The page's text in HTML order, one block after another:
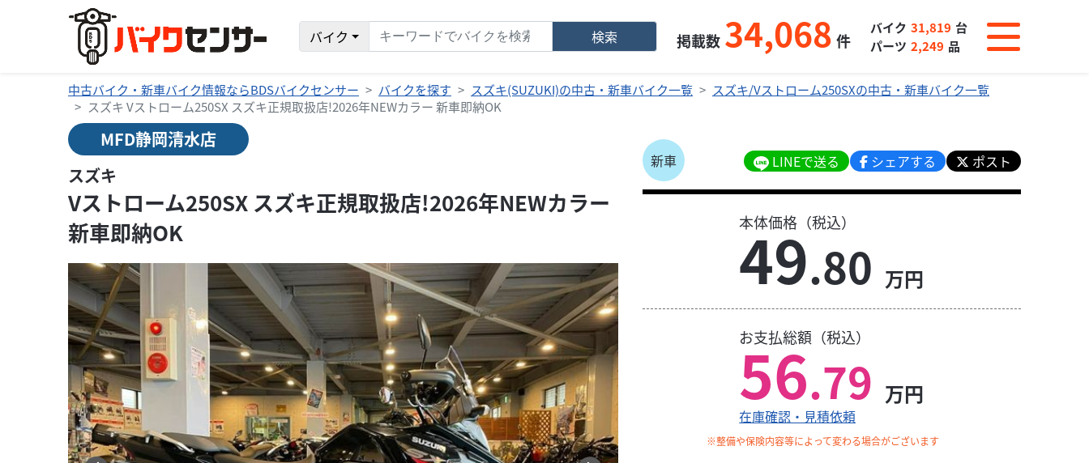
バイク 検索 掲載数 34,068 件
バイク 31,819 台
パーツ 2,249 品
中古バイク・新車バイク情報ならBDSバイクセンサー バイクを探す スズキ(SUZUKI)の中古・新車バイク一覧
スズキ/Vストローム250SXの中古・新車バイク一覧
スズキ Vストローム250SX スズキ正規取扱店!2026年NEWカラー 新車即納OK
MFD静岡清水店
スズキ
Vストローム250SX スズキ正規取扱店!2026年NEWカラー
新車即納OK
新車 LINEで送る シェアする ポスト
本体価格（税込）
49.80 万円
お支払総額（税込）
56.79 万円
在庫確認・見積依頼
※整備や保険内容等によって変わる場合がございます